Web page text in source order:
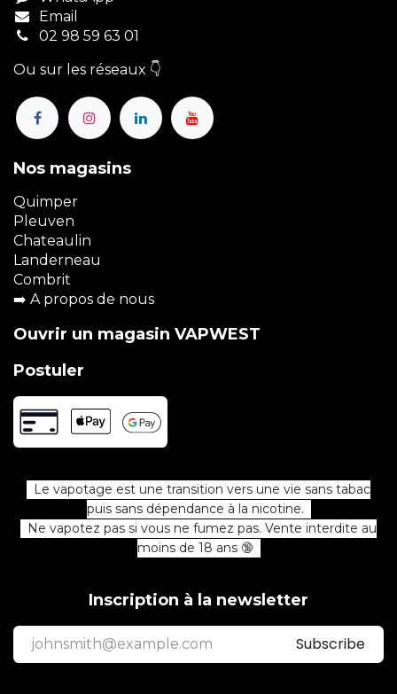
Email
02 98 59 63 01
Ou sur les réseaux 👇
Nos magasins
Quimper
Pleuven
Chateaulin
Landerneau
Combrit
➡️ A propos de nous
Ouvrir un magasin VAPWEST
Postuler
Le vapotage est une transition vers une vie sans tabac
puis sans dépendance à la nicotine.
Ne vapotez pas si vous ne fumez pas. Vente interdite au
moins de 18 ans 🔞
Inscription à la newsletter
Subscribe